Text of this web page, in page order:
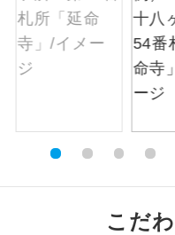
こだ
露天風呂
ご宿
す。
ご宿
全食事付き
全
事の
だ